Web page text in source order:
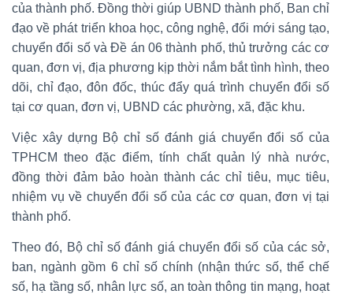
của thành phố. Đồng thời giúp UBND thành phố, Ban chỉ
đạo về phát triển khoa học, công nghệ, đổi mới sáng tạo,
chuyển đổi số và Đề án 06 thành phố, thủ trưởng các cơ
quan, đơn vị, địa phương kịp thời nắm bắt tình hình, theo
dõi, chỉ đạo, đôn đốc, thúc đẩy quá trình chuyển đổi số
tại cơ quan, đơn vị, UBND các phường, xã, đặc khu.
Việc xây dựng Bộ chỉ số đánh giá chuyển đổi số của
TPHCM theo đặc điểm, tính chất quản lý nhà nước,
đồng thời đảm bảo hoàn thành các chỉ tiêu, mục tiêu,
nhiệm vụ về chuyển đổi số của các cơ quan, đơn vị tại
thành phố.
Theo đó, Bộ chỉ số đánh giá chuyển đổi số của các sở,
ban, ngành gồm 6 chỉ số chính (nhận thức số, thể chế
số, hạ tầng số, nhân lực số, an toàn thông tin mạng, hoạt